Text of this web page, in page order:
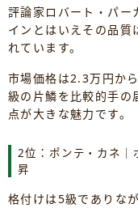
評論家ロバート・パー
インとはいえその品質
れています。
市場価格は2.3万円か
級の片鱗を比較的手の
点が大きな魅力です。
2位：ポンテ・カネ｜
昇
格付けは5級でありな